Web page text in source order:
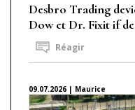
Desbro Trading
Dow et Dr. Fixit if
Réagir
09.07.2026 | Maurice